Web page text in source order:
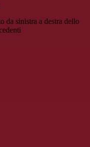
da sinistra a destra dello